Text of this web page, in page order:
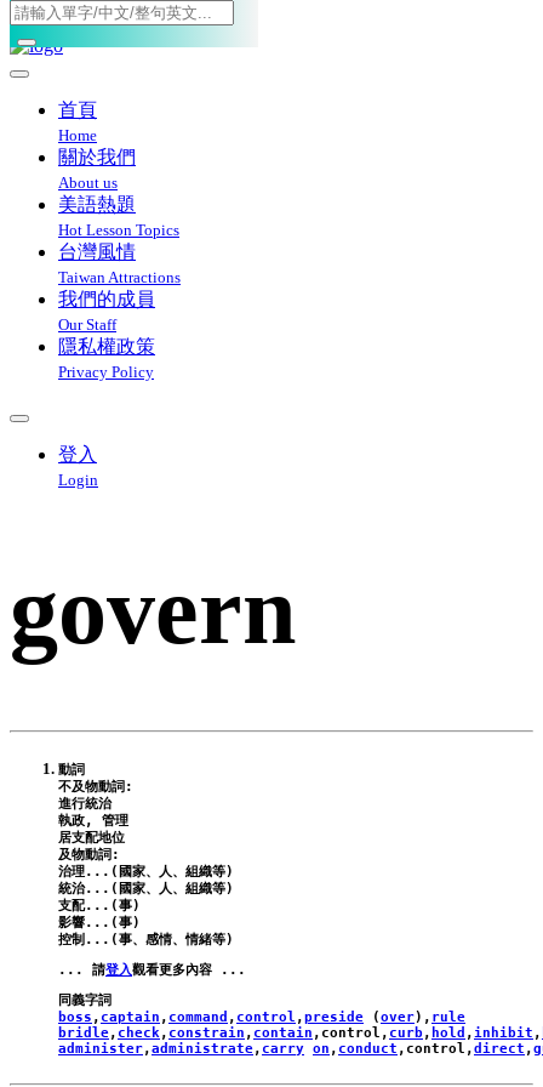
Toggle navigation
首頁
Home
關於我們
About us
美語熱題
Hot Lesson Topics
台灣風情
Taiwan Attractions
我們的成員
Our Staff
隱私權政策
Privacy Policy
登入
Login
govern
動詞
不及物動詞:
進行統治
執政, 管理
居支配地位
及物動詞:
治理...(國家、人、組織等)
統治...(國家、人、組織等)
支配...(事)
影響...(事)
... 請登入
boss , captain , command , control ,preside (over), rule
bridle, check, constrain , contain , control , curb , hold ,inhibit ,
administer,administrate, carry on , conduct , control ,direct ,